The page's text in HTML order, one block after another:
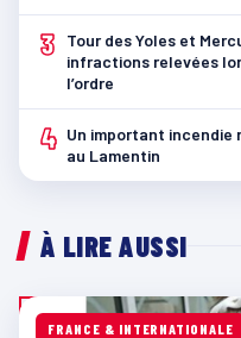
3
Tour des Yoles et
infractions relevées
l’ordre
4 Un important incendie
au Lamentin
À LIRE AUSSI
FRANCE & INTERNATIONALE